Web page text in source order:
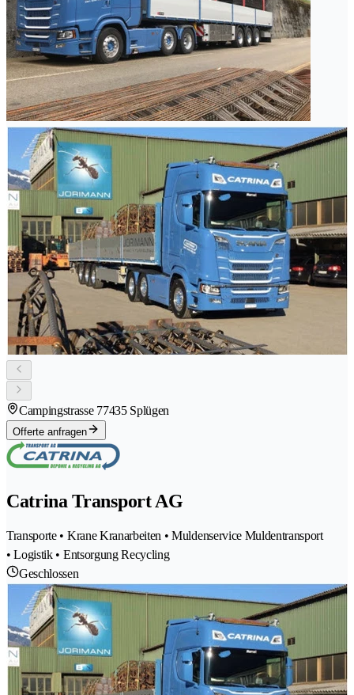
Campingstrasse 77435 Splügen
Offerte anfragen
Catrina Transport AG
Transporte • Krane Kranarbeiten • Muldenservice Muldentransport
• Logistik • Entsorgung Recycling
Geschlossen